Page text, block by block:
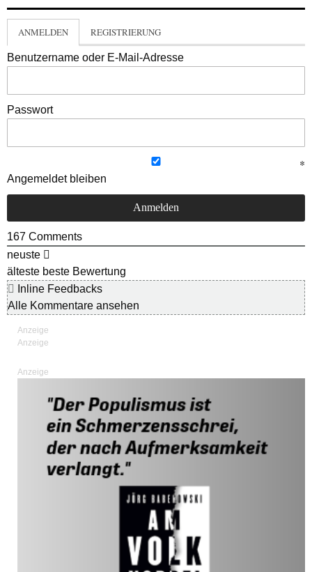
ANMELDEN REGISTRIERUNG
Benutzername oder E-Mail-Adresse
Passwort
Angemeldet bleiben
167 Comments
neuste
älteste beste Bewertung
Inline Feedbacks
Alle Kommentare ansehen
Anzeige